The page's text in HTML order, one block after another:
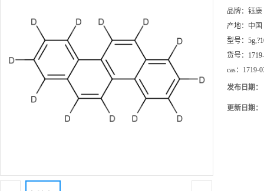
品牌： 钰康
产地： 中国
型号：
货号：
cas： 1719-
发布日期：
更新日期：